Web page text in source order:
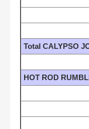
Total CALYPSO
HOT ROD